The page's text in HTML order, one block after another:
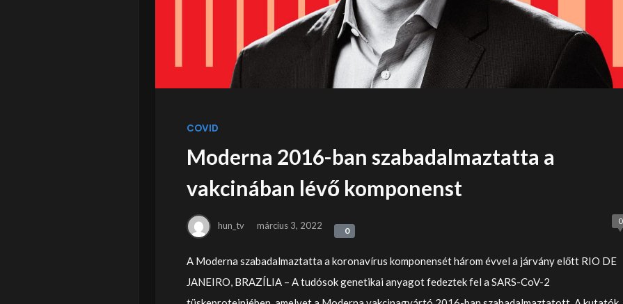
COVID
Moderna 2016-ban szabadalmaztatta a
vakcinában lévő komponenst
hun_tv március 3, 2022
0
0
A Moderna szabadalmaztatta a koronavírus komponensét három évvel a járvány előtt RIO DE
JANEIRO, BRAZÍLIA – A tudósok genetikai anyagot fedeztek fel a SARS-CoV-2